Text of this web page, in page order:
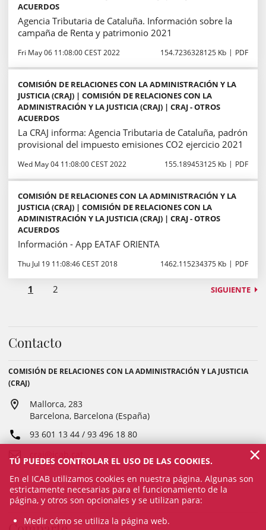
ACUERDOS
Agencia Tributaria de Cataluña. Información sobre la
campaña de Renta y patrimonio 2021
Fri May 06 11:08:00 CEST 2022 154.7236328125 Kb PDF
COMISIÓN DE RELACIONES CON LA ADMINISTRACIÓN Y LA
JUSTICIA (CRAJ) | COMISIÓN DE RELACIONES CON LA
ADMINISTRACIÓN Y LA JUSTICIA (CRAJ) | CRAJ - OTROS
ACUERDOS
La CRAJ informa: Agencia Tributaria de Cataluña, padrón
provisional del impuesto emisiones CO2 ejercicio 2021
Wed May 04 11:08:00 CEST 2022 155.189453125 Kb PDF
COMISIÓN DE RELACIONES CON LA ADMINISTRACIÓN Y LA
JUSTICIA (CRAJ) | COMISIÓN DE RELACIONES CON LA
ADMINISTRACIÓN Y LA JUSTICIA (CRAJ) | CRAJ - OTROS
ACUERDOS
Información - App EATAF ORIENTA
Thu Jul 19 11:08:46 CEST 2018 1462.115234375 Kb PDF
1 2 SIGUIENTE
Contacto
COMISIÓN DE RELACIONES CON LA ADMINISTRACIÓN Y LA JUSTICIA
(CRAJ)
Mallorca, 283
Barcelona, Barcelona (España)
93 601 13 44 / 93 496 18 80
TÚ PUEDES CONTROLAR EL USO DE LAS COOKIES.
En el ICAB utilizamos cookies en nuestra página. Algunas son
estrictamente necesarias para el funcionamiento de la
página, y otros son opcionales y se utilizan para:
Medir cómo se utiliza la página web.
×